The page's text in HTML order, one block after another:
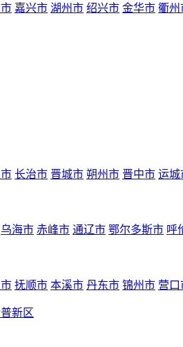
嘉兴市 湖州市 绍兴市 金华市 衢州
长治市 晋城市 朔州市 晋中市 运城
乌海市 赤峰市 通辽市 鄂尔多斯市 呼
抚顺市 本溪市 丹东市 锦州市 营口
新区